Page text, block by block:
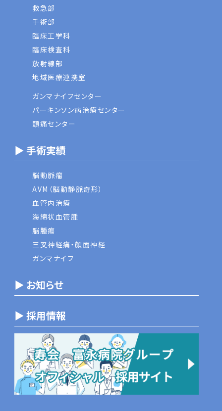
救急部
手術部
臨床工学科
臨床検査科
放射線部
地域医療連携室
ガンマナイフセンター
パーキンソン病治療センター
頭痛センター
▶ 手術実績
脳動脈瘤
AVM（脳動静脈奇形）
血管内治療
海綿状血管腫
脳腫瘍
三叉神経痛・顔面神経
ガンマナイフ
▶ お知らせ
▶ 採用情報